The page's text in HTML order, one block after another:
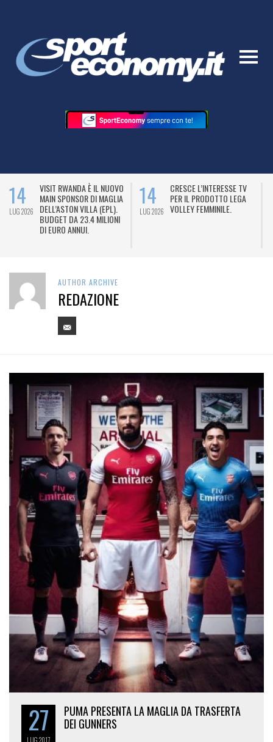
14
LUG 2026
VISIT RWANDA È IL NUOVO
MAIN SPONSOR DI MAGLIA
DELL’ASTON VILLA (EPL).
BUDGET DA 23.4 MILIONI
DI EURO ANNUI.
14
LUG 2026
CRESCE L’INTERESSE TV
PER IL PRODOTTO LEGA
VOLLEY FEMMINILE.
AUTHOR ARCHIVE
REDAZIONE
27
LUG2017
PUMA PRESENTA LA MAGLIA DA TRASFERTA
DEI GUNNERS